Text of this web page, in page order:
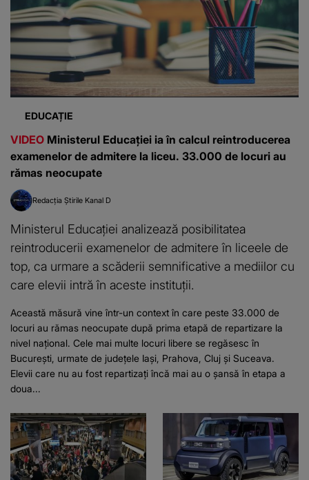
EDUCAȚIE
VIDEO Ministerul Educației ia în calcul reintroducerea
examenelor de admitere la liceu. 33.000 de locuri au
rămas neocupate
Redacția Știrile Kanal D
Ministerul Educației analizează posibilitatea
reintroducerii examenelor de admitere în liceele de
top, ca urmare a scăderii semnificative a mediilor cu
care elevii intră în aceste instituții.
Această măsură vine într-un context în care peste 33.000 de
locuri au rămas neocupate după prima etapă de repartizare la
nivel național. Cele mai multe locuri libere se regăsesc în
București, urmate de județele Iași, Prahova, Cluj și Suceava.
Elevii care nu au fost repartizați încă mai au o șansă în etapa a
doua...